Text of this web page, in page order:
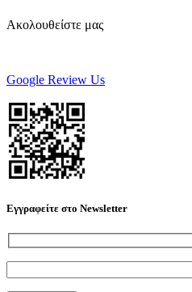
Ακολουθείστε μας
Google Review Us
Εγγραφείτε στο Newsletter